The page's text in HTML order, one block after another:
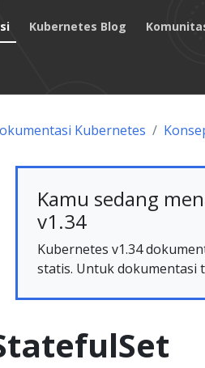
Kubernetes Blog
Kubernetes
Kamu sedang
v1.34
Kubernetes v1.34
statis. Untuk dokumentasi